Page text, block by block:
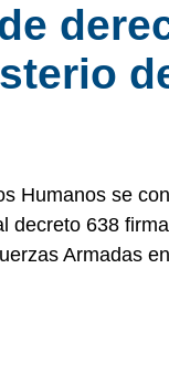
Humanos se
decreto 638
Armadas